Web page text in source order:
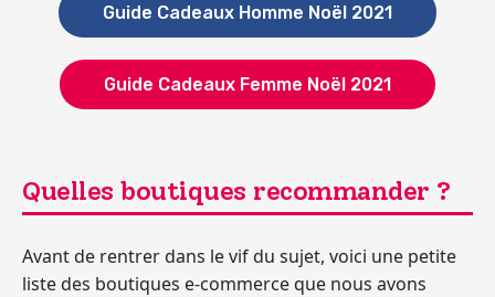
Guide Cadeaux Homme Noël 2021
Guide Cadeaux Femme Noël 2021
Quelles boutiques recommander ?
Avant de rentrer dans le vif du sujet, voici une petite
liste des boutiques e-commerce que nous avons